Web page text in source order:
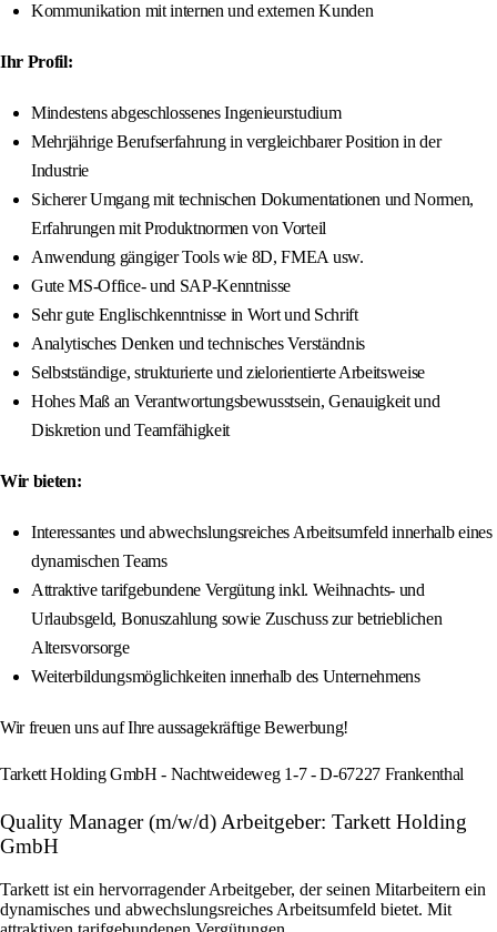
Kommunikation mit internen und externen Kunden
Ihr Profil:
Mindestens abgeschlossenes Ingenieurstudium
Mehrjährige Berufserfahrung in vergleichbarer Position in der
Industrie
Sicherer Umgang mit technischen Dokumentationen und Normen,
Erfahrungen mit Produktnormen von Vorteil
Anwendung gängiger Tools wie 8D, FMEA usw.
Gute MS-Office- und SAP-Kenntnisse
Sehr gute Englischkenntnisse in Wort und Schrift
Analytisches Denken und technisches Verständnis
Selbstständige, strukturierte und zielorientierte Arbeitsweise
Hohes Maß an Verantwortungsbewusstsein, Genauigkeit und
Diskretion und Teamfähigkeit
Wir bieten:
Interessantes und abwechslungsreiches Arbeitsumfeld innerhalb eines
dynamischen Teams
Attraktive tarifgebundene Vergütung inkl. Weihnachts- und
Urlaubsgeld, Bonuszahlung sowie Zuschuss zur betrieblichen
Altersvorsorge
Weiterbildungsmöglichkeiten innerhalb des Unternehmens
Wir freuen uns auf Ihre aussagekräftige Bewerbung!
Tarkett Holding GmbH - Nachtweideweg 1-7 - D-67227 Frankenthal
Quality Manager (m/w/d) Arbeitgeber: Tarkett Holding
GmbH
Tarkett ist ein hervorragender Arbeitgeber, der seinen Mitarbeitern ein
dynamisches und abwechslungsreiches Arbeitsumfeld bietet. Mit